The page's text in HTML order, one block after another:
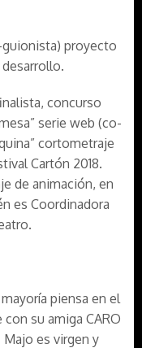
guionista) proyecto
concurso
serie web (co-
cortometraje
Cartón 2018.
de animación, en
es Coordinadora
piensa en el
con su amiga CARO
Majo es virgen y